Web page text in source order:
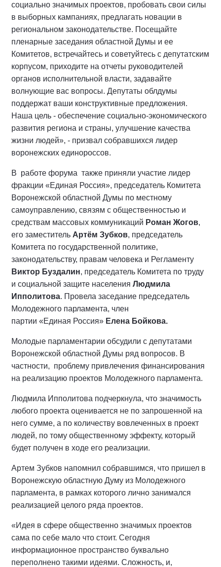
социально значимых проектов, пробовать свои силы
в выборных кампаниях, предлагать новации в
региональном законодательстве. Посещайте
пленарные заседания областной Думы и ее
Комитетов, встречайтесь и советуйтесь с депутатским
корпусом, приходите на отчеты руководителей
органов исполнительной власти, задавайте
волнующие вас вопросы. Депутаты облдумы
поддержат ваши конструктивные предложения.
Наша цель - обеспечение социально-экономического
развития региона и страны, улучшение качества
жизни людей», - призвал собравшихся лидер
воронежских единороссов.
В работе форума также приняли участие лидер
фракции «Единая Россия», председатель Комитета
Воронежской областной Думы по местному
самоуправлению, связям с общественностью и
средствам массовых коммуникаций Роман Жогов,
его заместитель Артём Зубков, председатель
Комитета по государственной политике,
законодательству, правам человека и Регламенту
Виктор Буздалин, председатель Комитета по труду
и социальной защите населения Людмила
Ипполитова. Провела заседание председатель
Молодежного парламента, член
партии «Единая Россия» Елена Бойкова.
Молодые парламентарии обсудили с депутатами
Воронежской областной Думы ряд вопросов. В
частности, проблему привлечения финансирования
на реализацию проектов Молодежного парламента.
Людмила Ипполитова подчеркнула, что значимость
любого проекта оценивается не по запрошенной на
него сумме, а по количеству вовлеченных в проект
людей, по тому общественному эффекту, который
будет получен в ходе его реализации.
Артем Зубков напомнил собравшимся, что пришел в
Воронежскую областную Думу из Молодежного
парламента, в рамках которого лично занимался
реализацией целого ряда проектов.
«Идея в сфере общественно значимых проектов
сама по себе мало что стоит. Сегодня
информационное пространство буквально
переполнено такими идеями. Сложность, и,